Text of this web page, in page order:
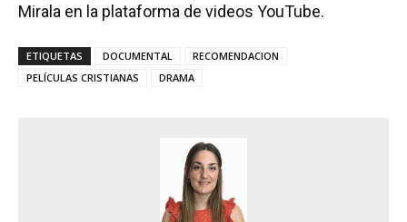
Mirala en la plataforma de videos YouTube.
ETIQUETAS DOCUMENTAL
RECOMENDACION
PELÍCULAS CRISTIANAS
DRAMA